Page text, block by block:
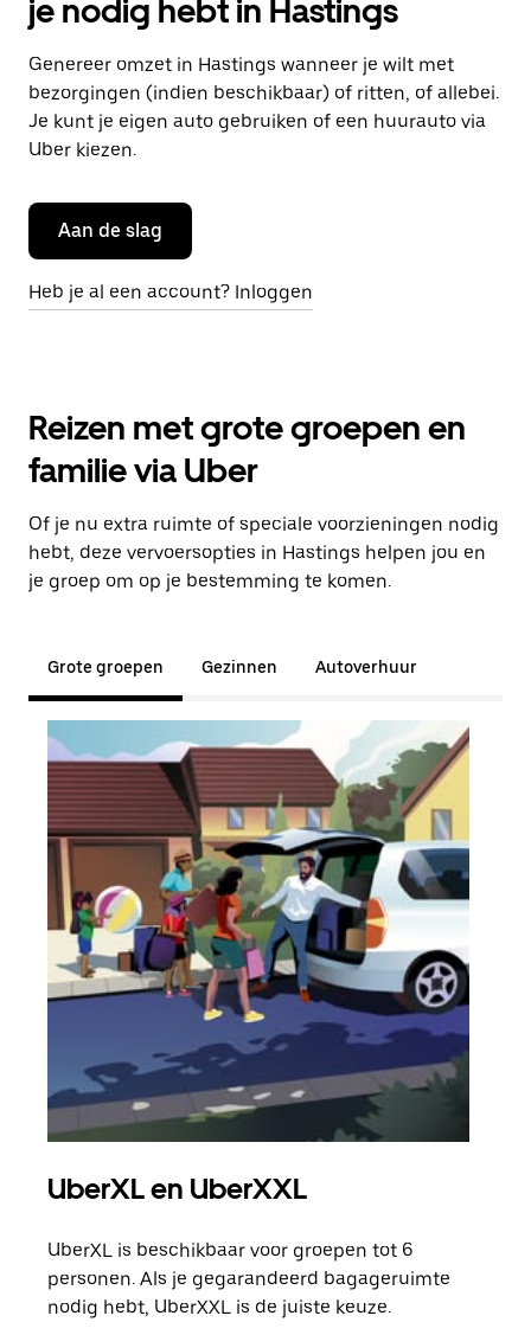
je nodig hebt in Hastings
Genereer omzet in Hastings wanneer je wilt met
bezorgingen (indien beschikbaar) of ritten, of allebei.
Je kunt je eigen auto gebruiken of een huurauto via
Uber kiezen.
Aan de slag
Heb je al een account? Inloggen
Reizen met grote groepen en
familie via Uber
Of je nu extra ruimte of speciale voorzieningen nodig
hebt, deze vervoersopties in Hastings helpen jou en
je groep om op je bestemming te komen.
Grote groepen Gezinnen Autoverhuur
UberXL en UberXXL
UberXL is beschikbaar voor groepen tot 6
personen. Als je gegarandeerd bagageruimte
nodig hebt, UberXXL is de juiste keuze.